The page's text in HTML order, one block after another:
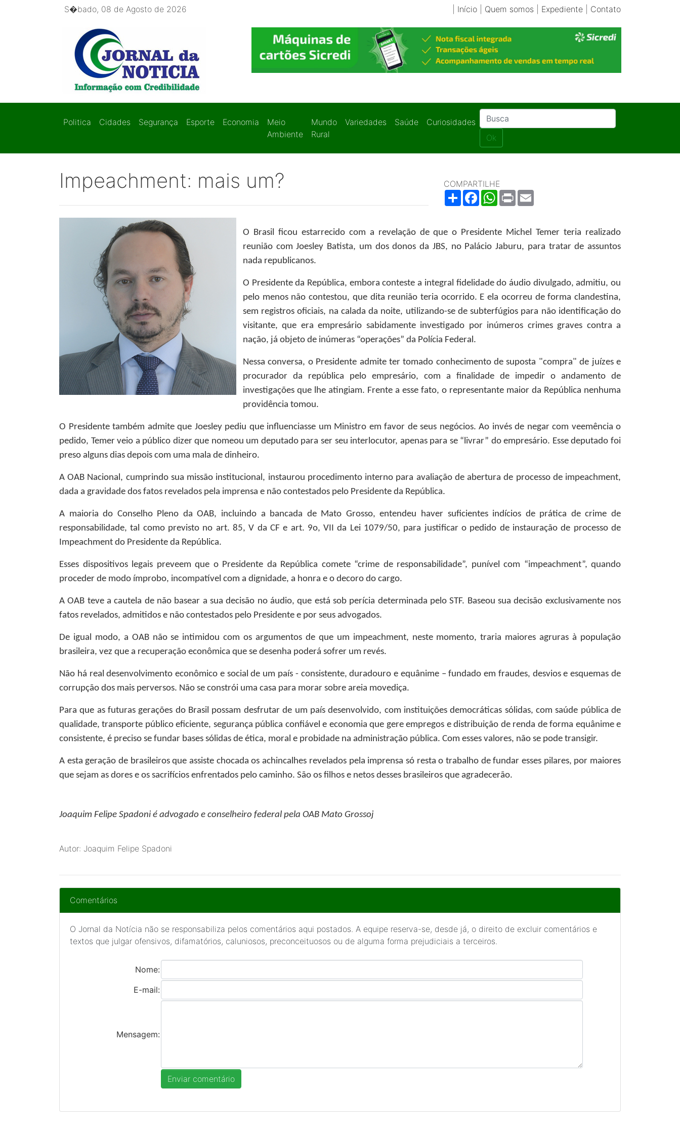
S�bado, 08 de Agosto de 2026 Início| Quem somos Expediente| Contato
Politica Cidades Segurança Esporte Economia
Meio
Ambiente
Mundo
Rural
Variedades Saúde
Curiosidades
Ok
Impeachment: mais um?
COMPARTILHE
ShareFacebookWhatsApp
Print
O Brasil ficou estarrecido com a revelação de que o Presidente Michel Temer teria realizado
reunião com Joesley Batista, um dos donos da JBS, no Palácio Jaburu, para tratar de assuntos
nada republicanos.
O Presidente da República, embora conteste a integral fidelidade do áudio divulgado, admitiu, ou
pelo menos não contestou, que dita reunião teria ocorrido. E ela ocorreu de forma clandestina,
sem registros oficiais, na calada da noite, utilizando-se de subterfúgios para não identificação do
visitante, que era empresário sabidamente investigado por inúmeros crimes graves contra a
nação, já objeto de inúmeras “operações” da Polícia Federal.
Nessa conversa, o Presidente admite ter tomado conhecimento de suposta "compra" de juízes e
procurador da república pelo empresário, com a finalidade de impedir o andamento de
investigações que lhe atingiam. Frente a esse fato, o representante maior da República nenhuma
providência tomou.
O Presidente também admite que Joesley pediu que influenciasse um Ministro em favor de seus negócios. Ao invés de negar com veemência o
pedido, Temer veio a público dizer que nomeou um deputado para ser seu interlocutor, apenas para se “livrar” do empresário. Esse deputado foi
preso alguns dias depois com uma mala de dinheiro.
A OAB Nacional, cumprindo sua missão institucional, instaurou procedimento interno para avaliação de abertura de processo de impeachment,
dada a gravidade dos fatos revelados pela imprensa e não contestados pelo Presidente da República.
A maioria do Conselho Pleno da OAB, incluindo a bancada de Mato Grosso, entendeu haver suficientes indícios de prática de crime de
responsabilidade, tal como previsto no art. 85, V da CF e art. 9o, VII da Lei 1079/50, para justificar o pedido de instauração de processo de
Impeachment do Presidente da República.
Esses dispositivos legais preveem que o Presidente da República comete “crime de responsabilidade”, punível com “impeachment”, quando
proceder de modo ímprobo, incompatível com a dignidade, a honra e o decoro do cargo.
A OAB teve a cautela de não basear a sua decisão no áudio, que está sob perícia determinada pelo STF. Baseou sua decisão exclusivamente nos
fatos revelados, admitidos e não contestados pelo Presidente e por seus advogados.
De igual modo, a OAB não se intimidou com os argumentos de que um impeachment, neste momento, traria maiores agruras à população
brasileira, vez que a recuperação econômica que se desenha poderá sofrer um revés.
Não há real desenvolvimento econômico e social de um país - consistente, duradouro e equânime – fundado em fraudes, desvios e esquemas de
corrupção dos mais perversos. Não se constrói uma casa para morar sobre areia movediça.
Para que as futuras gerações do Brasil possam desfrutar de um país desenvolvido, com instituições democráticas sólidas, com saúde pública de
qualidade, transporte público eficiente, segurança pública confiável e economia que gere empregos e distribuição de renda de forma equânime e
consistente, é preciso se fundar bases sólidas de ética, moral e probidade na administração pública. Com esses valores, não se pode transigir.
A esta geração de brasileiros que assiste chocada os achincalhes revelados pela imprensa só resta o trabalho de fundar esses pilares, por maiores
que sejam as dores e os sacrifícios enfrentados pelo caminho. São os filhos e netos desses brasileiros que agradecerão.
Joaquim Felipe Spadoni é advogado e conselheiro federal pela OAB Mato Grossoj
Autor: Joaquim Felipe Spadoni
Comentários
O Jornal da Notícia não se responsabiliza pelos comentários aqui postados. A equipe reserva-se, desde já, o direito de excluir comentários e
textos que julgar ofensivos, difamatórios, caluniosos, preconceituosos ou de alguma forma prejudiciais a terceiros.
Nome:
E-mail:
Mensagem: